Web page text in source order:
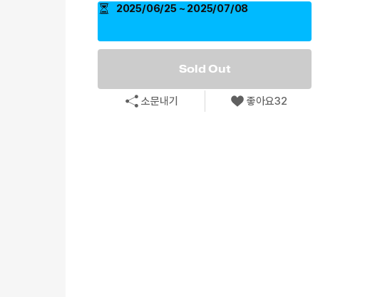
2025/06/25 ~ 2025/07/08
Sold Out
소문내기 좋아요32